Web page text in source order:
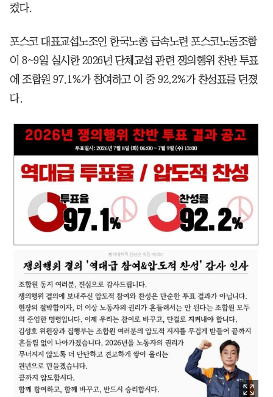
켰다.
포스코 대표교섭노조인 한국노총 금속노련 포스코노동조합
이 8~9일 실시한 2026년 단체교섭 관련 쟁의행위 찬반 투표
에 조합원 97.1%가 참여하고 이 중 92.2%가 찬성표를 던졌
다.